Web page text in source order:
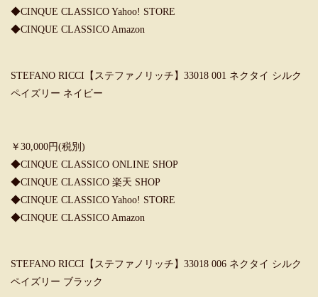
◆CINQUE CLASSICO Yahoo! STORE
◆CINQUE CLASSICO Amazon
STEFANO RICCI【ステファノリッチ】33018 001 ネクタイ シルク
ペイズリー ネイビー
￥30,000円(税別)
◆CINQUE CLASSICO ONLINE SHOP
◆CINQUE CLASSICO 楽天 SHOP
◆CINQUE CLASSICO Yahoo! STORE
◆CINQUE CLASSICO Amazon
STEFANO RICCI【ステファノリッチ】33018 006 ネクタイ シルク
ペイズリー ブラック